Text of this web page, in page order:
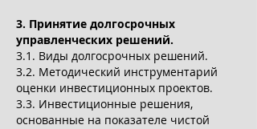
3. Принятие долгосрочных
управленческих решений.
3.1. Виды долгосрочных решений.
3.2. Методический инструментарий
оценки инвестиционных проектов.
3.3. Инвестиционные решения,
основанные на показателе чистой